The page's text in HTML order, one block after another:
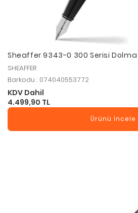
Sheaffer 9343-0 300 Serisi
Siyah
SHEAFFER
Barkodu : 074040553772
KDV Dahil
4.499,90 TL
Ürünü İncele